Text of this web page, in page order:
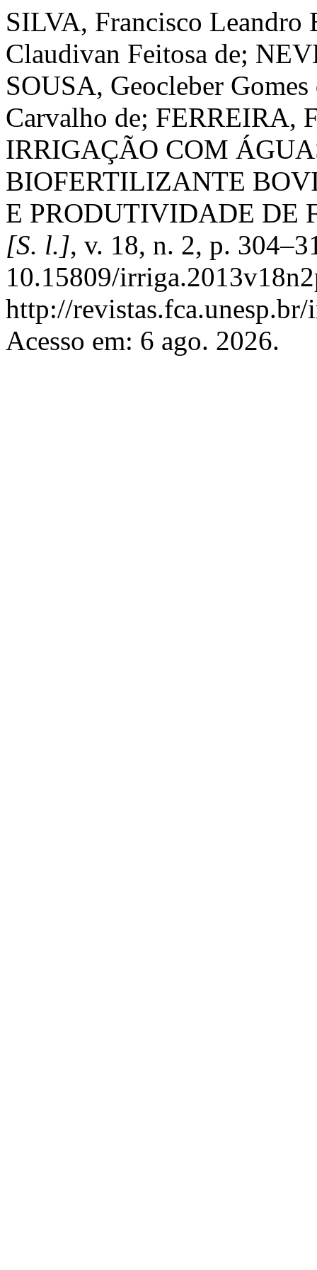
SILVA, Francisco
Claudivan Feitosa de;
SOUSA, Geocleber
Carvalho de; FERREIRA,
IRRIGAÇÃO COM
BIOFERTILIZANTE
E PRODUTIVIDADE DE
[S. l.], v. 18, n. 2, p.
10.15809/
http://
Acesso em: 6 ago. 2026.